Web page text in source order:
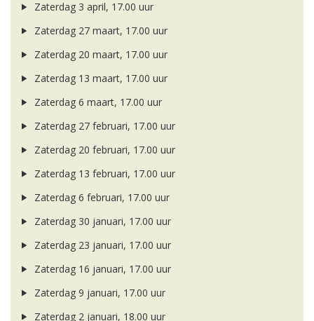
Zaterdag 3 april, 17.00 uur
Zaterdag 27 maart, 17.00 uur
Zaterdag 20 maart, 17.00 uur
Zaterdag 13 maart, 17.00 uur
Zaterdag 6 maart, 17.00 uur
Zaterdag 27 februari, 17.00 uur
Zaterdag 20 februari, 17.00 uur
Zaterdag 13 februari, 17.00 uur
Zaterdag 6 februari, 17.00 uur
Zaterdag 30 januari, 17.00 uur
Zaterdag 23 januari, 17.00 uur
Zaterdag 16 januari, 17.00 uur
Zaterdag 9 januari, 17.00 uur
Zaterdag 2 januari, 18.00 uur